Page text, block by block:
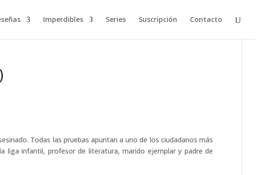
Imperdibles Series Suscripción Contacto
Todas las pruebas apuntan a uno de los ciudadanos más
liga infantil, profesor de literatura, marido ejemplar y padre de